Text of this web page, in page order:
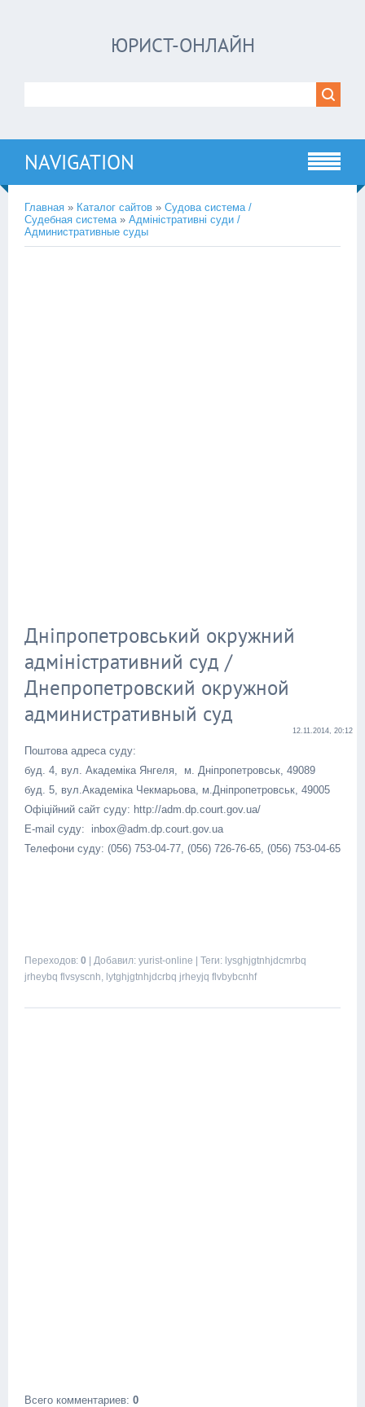
ЮРИСТ-ОНЛАЙН
NAVIGATION
Главная » Каталог сайтов » Судова система /
Судебная система» Адміністративні суди /
Административные суды
Дніпропетровський окружний
адміністративний суд /
Днепропетровский окружной
административный суд
12.11.2014, 20:12
Поштова адреса суду:
буд. 4, вул. Академіка Янгеля, м. Дніпропетровськ, 49089
буд. 5, вул.Академіка Чекмарьова, м.Дніпропетровськ, 49005
Офіційний сайт суду: http://adm.dp.court.gov.ua/
E-mail суду: inbox@adm.dp.court.gov.ua
Телефони суду: (056) 753-04-77, (056) 726-76-65, (056) 753-04-65
Переходов: 0 Добавил: yurist-online Теги: lysghjgtnhjdcmrbq
jrheybq flvsyscnh, lytghjgtnhjdcrbq jrheyjq flvbybcnhf
Всего комментариев: 0